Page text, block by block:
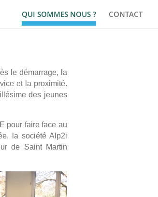
QUI SOMMES NOUS ? CONTACT
le démarrage, la
et la proximité.
des jeunes
pour faire face au
la société Alp2i
de Saint Martin